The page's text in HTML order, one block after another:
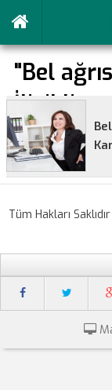
"Bel
İlişikli
Tüm Hakları